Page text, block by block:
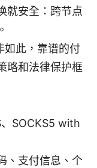
就安全：跨节点
如此，靠谱的付
略和法律保护框
SOCKS5 with
、支付信息、个